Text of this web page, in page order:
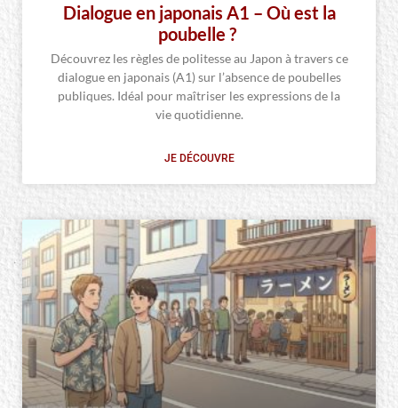
Dialogue en japonais A1 – Où est la
poubelle ?
Découvrez les règles de politesse au Japon à travers ce
dialogue en japonais (A1) sur l’absence de poubelles
publiques. Idéal pour maîtriser les expressions de la
vie quotidienne.
JE DÉCOUVRE